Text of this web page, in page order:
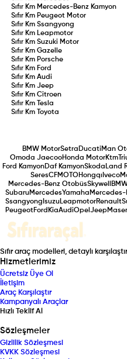
Sıfır Km Mercedes-Benz Kamyon
Sıfır Km Peugeot Motor
Sıfır KmSsangyong
Sıfır Km Leapmotor
Sıfır KmSuzuki Motor
Sıfır KmGazelle
Sıfır Km Porsche
Sıfır Km Ford
Sıfır KmAudi
Sıfır KmJeep
Sıfır KmCitroen
Sıfır Km
Tesla
Sıfır Km
Toyota
BMW MotorSetra Ducati Man
Omoda JaecooHonda MotorKtm
Ford KamyonDaf KamyonSkoda Land
SeresCFMOTOHongqı Iveco
Mercedes-Benz OtobüsSkywell
SubaruMercedesYamaha Mercedes-
Ssangyong IsuzuLeapmotorRenault
PeugeotFord KiaAudiOpel Jeep
Sıfır araç modelleri, detaylı
Hizmetlerimiz
Ücretsiz Üye Ol
İletişim
Araç Karşılaştır
Kampanyalı Araçlar
Hızlı Teklif Al
Sözleşmeler
Gizlilik Sözleşmesi
KVKK Sözleşmesi